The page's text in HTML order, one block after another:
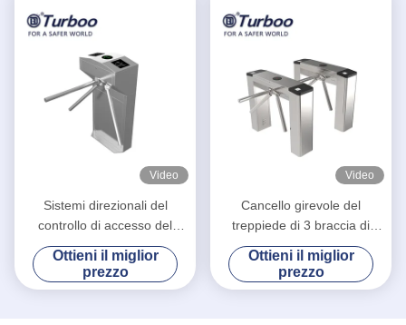
Video
Sistemi direzionali del
controllo di accesso del
portone del cancello girevole
del treppiede di altezza della
vita della palestra del
Ottieni il miglior
prezzo
Video
Cancello girevole del
treppiede di 3 braccia di
acciaio inossidabile per il
biglietto del punto scenico
che controlla sistema
Ottieni il miglior
prezzo